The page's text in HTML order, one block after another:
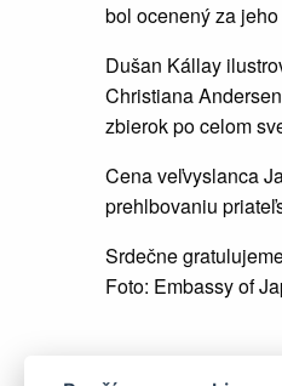
bol ocenený za
Dušan Kállay
Christiana
zbierok po celom
Cena veľvyslanca
prehlbovaniu
Srdečne
Foto: Embassy of